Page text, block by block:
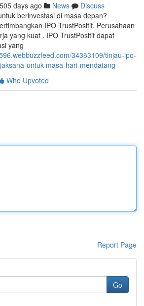
505 days ago News
Discuss
berinvestasi di masa depan?
IPO TrustPositif. Perusahaan
yang kuat . IPO TrustPositif dapat
yang
34363109/tinjau-ipo-
untuk-masa-hari-mendatang
Who Upvoted
Report Page
Go